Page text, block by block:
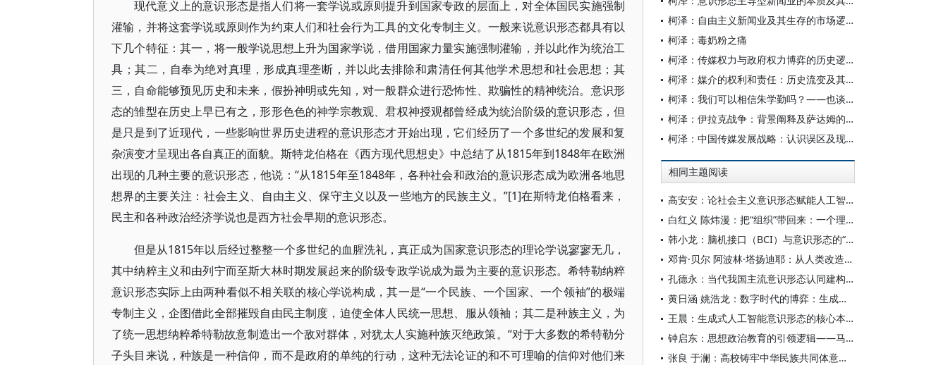
现代意义上的意识形态是指人们将一套学说或原则提升到国家专政的层面上，对全体国民实施强制
灌输，并将这套学说或原则作为约束人们和社会行为工具的文化专制主义。一般来说意识形态都具有以
下几个特征：其一，将一般学说思想上升为国家学说，借用国家力量实施强制灌输，并以此作为统治工
具；其二，自奉为绝对真理，形成真理垄断，并以此去排除和肃清任何其他学术思想和社会思想；其
三，自命能够预见历史和未来，假扮神明或先知，对一般群众进行恐怖性、欺骗性的精神统治。意识形
态的雏型在历史上早已有之，形形色色的神学宗教观、君权神授观都曾经成为统治阶级的意识形态，但
是只是到了近现代，一些影响世界历史进程的意识形态才开始出现，它们经历了一个多世纪的发展和复
杂演变才呈现出各自真正的面貌。斯特龙伯格在《西方现代思想史》中总结了从1815年到1848年在欧洲
出现的几种主要的意识形态，他说：“从1815年至1848年，各种社会和政治的意识形态成为欧洲各地思
想界的主要关注：社会主义、自由主义、保守主义以及一些地方的民族主义。”[1]在斯特龙伯格看来，
民主和各种政治经济学说也是西方社会早期的意识形态。
但是从1815年以后经过整整一个多世纪的血腥洗礼，真正成为国家意识形态的理论学说寥寥无几，
其中纳粹主义和由列宁而至斯大林时期发展起来的阶级专政学说成为最为主要的意识形态。希特勒纳粹
意识形态实际上由两种看似不相关联的核心学说构成，其一是“一个民族、一个国家、一个领袖”的极端
专制主义，企图借此全部摧毁自由民主制度，迫使全体人民统一思想、服从领袖；其二是种族主义，为
了统一思想纳粹希特勒故意制造出一个敌对群体，对犹太人实施种族灭绝政策。“对于大多数的希特勒分
子头目来说，种族是一种信仰，而不是政府的单纯的行动，这种无法论证的和不可理喻的信仰对他们来
柯泽：自由主义新闻业及其生存的市场逻辑
柯泽：毒奶粉之痛
柯泽：传媒权力与政府权力博弈的历史逻辑——对20世纪美国重要新闻司法判例的历史解读
柯泽：媒介的权利和责任：历史流变及其现实语义
柯泽：我们可以相信朱学勤吗？——也谈制度与文化
柯泽：伊拉克战争：背景阐释及萨达姆的命运
柯泽：中国传媒发展战略：认识误区及现实困窘
相同主题阅读
高安安：论社会主义意识形态赋能人工智能大模型“价值对齐”
白红义 陈炜漫：把“组织”带回来：一个理解新闻业及其变迁的视角
韩小龙：脑机接口（BCI）与意识形态的“神经殖民”风险
邓肯·贝尔 阿波林·塔扬迪耶：从人类改造到宇宙殖民——超人类主义与科学的乌托邦
孔德永：当代我国主流意识形态认同建构的有效途径
黄日涵 姚浩龙：数字时代的博弈：生成式人工智能对国家意识形态安全的影响
王晨：生成式人工智能意识形态的核心本质、渗透机制与治理要义
钟启东：思想政治教育的引领逻辑——马克思关于思想政治教育过程的规律性认识
张良 于澜：高校铸牢中华民族共同体意识教育质量监测体系构建研究